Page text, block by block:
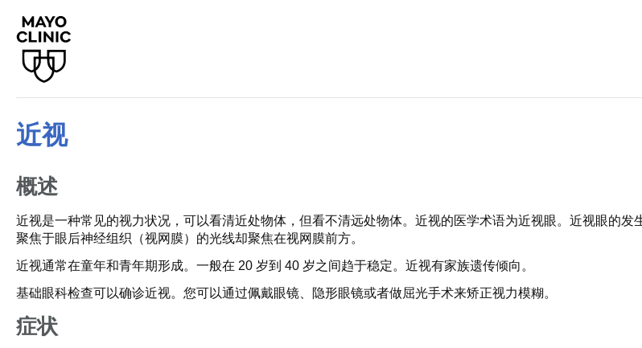
近视
概述
近视是一种常见的视力状况，可以看清近处物体，但看不清远处物体。近视的医学术语为近视眼。近视眼的
聚焦于眼后神经组织（视网膜）的光线却聚焦在视网膜前方。
近视通常在童年和青年期形成。一般在 20 岁到 40 岁之间趋于稳定。近视有家族遗传倾向。
基础眼科检查可以确诊近视。您可以通过佩戴眼镜、隐形眼镜或者做屈光手术来矫正视力模糊。
症状